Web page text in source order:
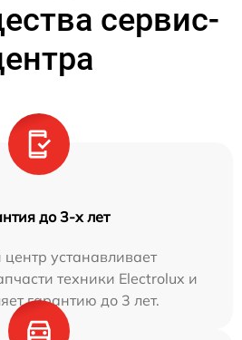
сервис-
до 3-х лет
устанавливает
техники Electrolux и
гарантию до 3 лет.